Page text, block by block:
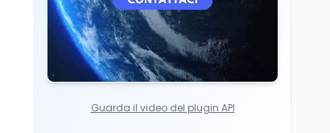
Guarda il video del plugin API